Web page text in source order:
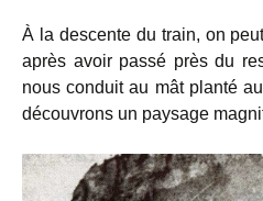
À la descente du train, on
après avoir passé près du
nous conduit au mât planté
découvrons un paysage